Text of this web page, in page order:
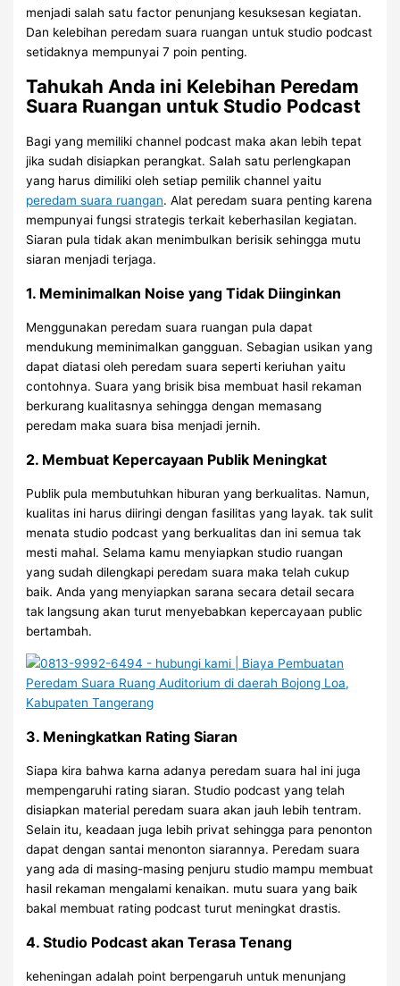
menjadi salah satu factor penunjang kesuksesan kegiatan.
Dan kelebihan peredam suara ruangan untuk studio podcast
setidaknya mempunyai 7 poin penting.
Tahukah Anda ini Kelebihan Peredam
Suara Ruangan untuk Studio Podcast
Bagi yang memiliki channel podcast maka akan lebih tepat
jika sudah disiapkan perangkat. Salah satu perlengkapan
yang harus dimiliki oleh setiap pemilik channel yaitu
peredam suara ruangan. Alat peredam suara penting karena
mempunyai fungsi strategis terkait keberhasilan kegiatan.
Siaran pula tidak akan menimbulkan berisik sehingga mutu
siaran menjadi terjaga.
1. Meminimalkan Noise yang Tidak Diinginkan
Menggunakan peredam suara ruangan pula dapat
mendukung meminimalkan gangguan. Sebagian usikan yang
dapat diatasi oleh peredam suara seperti keriuhan yaitu
contohnya. Suara yang brisik bisa membuat hasil rekaman
berkurang kualitasnya sehingga dengan memasang
peredam maka suara bisa menjadi jernih.
2. Membuat Kepercayaan Publik Meningkat
Publik pula membutuhkan hiburan yang berkualitas. Namun,
kualitas ini harus diiringi dengan fasilitas yang layak. tak sulit
menata studio podcast yang berkualitas dan ini semua tak
mesti mahal. Selama kamu menyiapkan studio ruangan
yang sudah dilengkapi peredam suara maka telah cukup
baik. Anda yang menyiapkan sarana secara detail secara
tak langsung akan turut menyebabkan kepercayaan public
bertambah.
3. Meningkatkan Rating Siaran
Siapa kira bahwa karna adanya peredam suara hal ini juga
mempengaruhi rating siaran. Studio podcast yang telah
disiapkan material peredam suara akan jauh lebih tentram.
Selain itu, keadaan juga lebih privat sehingga para penonton
dapat dengan santai menonton siarannya. Peredam suara
yang ada di masing-masing penjuru studio mampu membuat
hasil rekaman mengalami kenaikan. mutu suara yang baik
bakal membuat rating podcast turut meningkat drastis.
4. Studio Podcast akan Terasa Tenang
keheningan adalah point berpengaruh untuk menunjang